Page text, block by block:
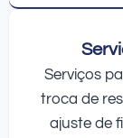
Serviços
troca de
ajuste de